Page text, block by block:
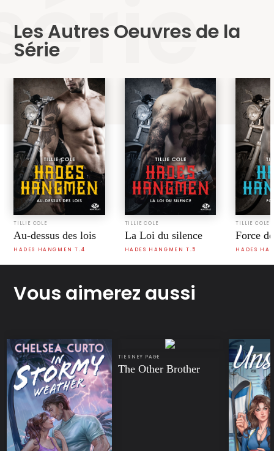
Les Autres Oeuvres de la
Série
TILLIE COLE
Au-dessus des lois
HADES HANGMEN T.4
TILLIE COLE
La Loi du silence
HADES HANGMEN T.5
TILLIE COLE
Force
HADES
Vous aimerez aussi
TIERNEY PAGE
The Other Brother